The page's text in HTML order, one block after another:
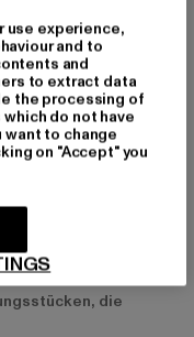
aus Komfort und
und Komfort
vereinen Stil und
eignen sich sowohl für
Olivgrün oder
ist der perfekte
Wind in deine
der Streetwear
die
use experience,
and to
and
to extract data
the processing of
do not have
to change
on "Accept" you